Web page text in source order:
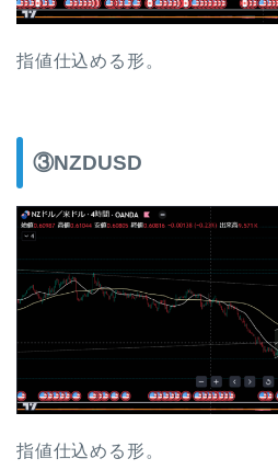
指値仕込める形。
③NZDUSD
指値仕込める形。